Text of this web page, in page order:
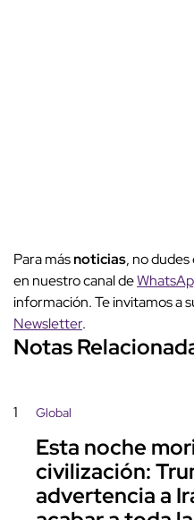
Para másnoticias, no
en nuestro canal de
información. Te invitamos a
Newsletter.
Notas
1 Global
Esta noche
civilización:
advertencia a